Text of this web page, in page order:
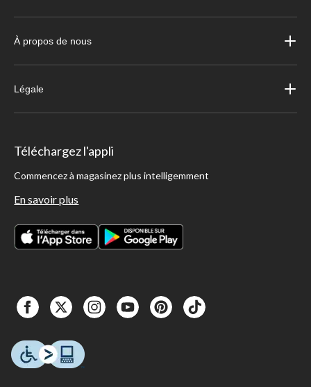
À propos de nous
Légale
Téléchargez l'appli
Commencez à magasinez plus intelligemment
En savoir plus